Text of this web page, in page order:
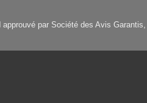
approuvé par Société des Avis Garantis,